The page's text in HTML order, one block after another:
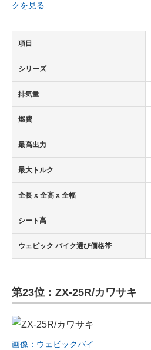
クを見る
項目
シリーズ
排気量
燃費
最高出力
最大トルク
全長 x 全高 x 全幅
シート高
ウェビック バイク選び価格帯
第23位：ZX-25R/カワサキ
画像：ウェビックバイ